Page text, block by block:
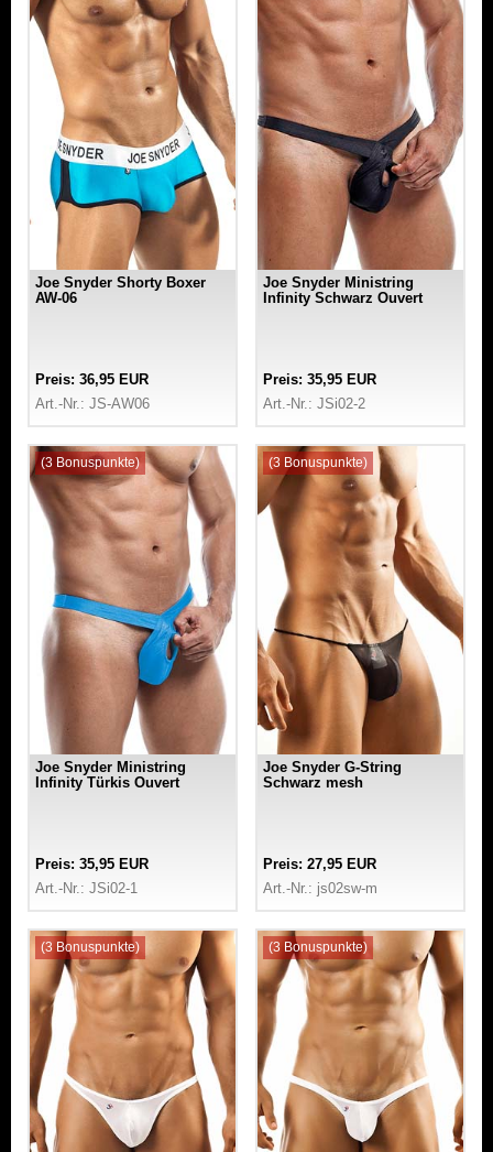
Joe Snyder Shorty Boxer
AW-06
Preis: 36,95 EUR
Art.-Nr.: JS-AW06
Joe Snyder Ministring
Infinity Schwarz Ouvert
Preis: 35,95 EUR
Art.-Nr.: JSi02-2
(3 Bonuspunkte)
Joe Snyder Ministring
Infinity Türkis Ouvert
Preis: 35,95 EUR
Art.-Nr.: JSi02-1
(3 Bonuspunkte)
Joe Snyder G-String
Schwarz mesh
Preis: 27,95 EUR
Art.-Nr.: js02sw-m
(3 Bonuspunkte) (3 Bonuspunkte)